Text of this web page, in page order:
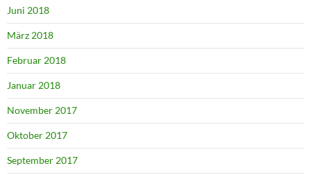
Juni 2018
März 2018
Februar 2018
Januar 2018
November 2017
Oktober 2017
September 2017